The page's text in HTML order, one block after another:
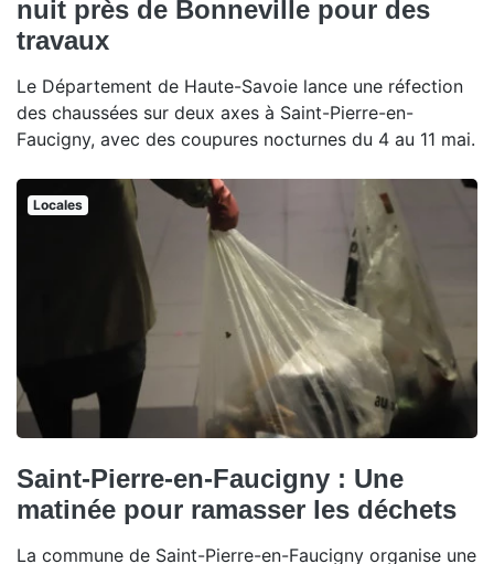
nuit près de Bonneville pour des
travaux
Le Département de Haute-Savoie lance une réfection
des chaussées sur deux axes à Saint-Pierre-en-
Faucigny, avec des coupures nocturnes du 4 au 11 mai.
Locales
Saint-Pierre-en-Faucigny : Une
matinée pour ramasser les déchets
La commune de Saint-Pierre-en-Faucigny organise une